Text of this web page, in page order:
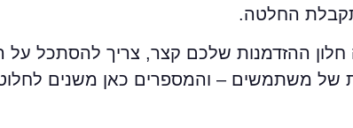
החלטה.
חלון ההזדמנות שלכם קצר, צריך להסתכל על
של משתמשים – והמספרים כאן משנים